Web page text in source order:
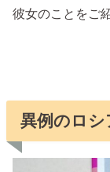
彼女のことをご
異例のロシ